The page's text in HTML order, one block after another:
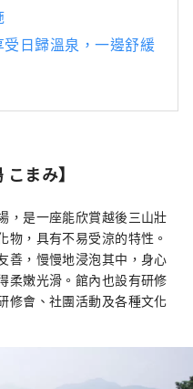
日歸溫泉，一邊舒緩
まみ】
，是一座能欣賞越後三山壯
物，具有不易受涼的特性。
善，慢慢地浸泡其中，身心
柔嫩光滑。館內也設有研修
修會、社團活動及各種文化